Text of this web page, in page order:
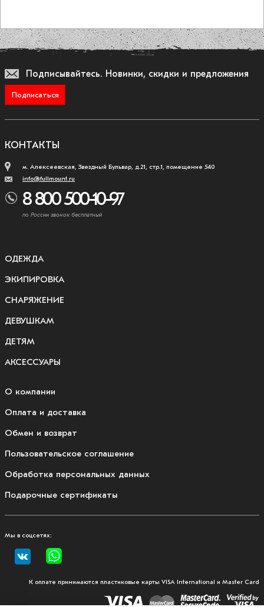
Подписывайтесь. Новинки, скидки и предложения
Подписаться
КОНТАКТЫ
м. Алексеевская, Звездный Бульвар, д.21, стр.1, помещение 540
info@fullmount.ru
8 800 500-10-97
по России звонок бесплатный
ОДЕЖДА
ЭКИПИРОВКА
СНАРЯЖЕНИЕ
ДЕВУШКАМ
ДЕТЯМ
АКСЕССУАРЫ
О компании
Оплата и доставка
Обмен и возврат
Пользовательское соглашение
Обработка персональных данных
Подарочные сертификаты
Мы в соцсетях:
К оплате принимаются пластиковые карты VISA International и Master Card